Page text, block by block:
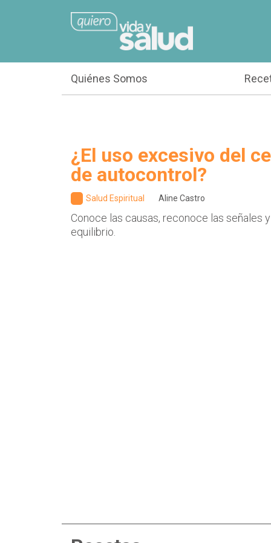
Quiénes Somos
¿El uso excesivo del
de autocontrol?
Salud Espiritual Aline Castro
Conoce las causas, reconoce las señales
equilibrio.